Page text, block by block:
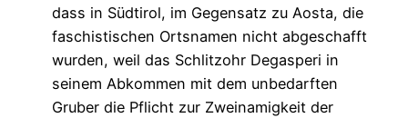
dass in Südtirol, im Gegensatz zu Aosta, die
faschistischen Ortsnamen nicht abgeschafft
wurden, weil das Schlitzohr Degasperi in
seinem Abkommen mit dem unbedarften
Gruber die Pflicht zur Zweinamigkeit der